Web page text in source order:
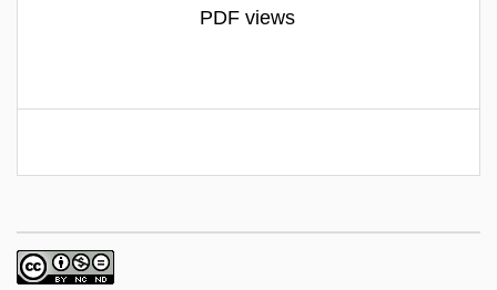
PDF views